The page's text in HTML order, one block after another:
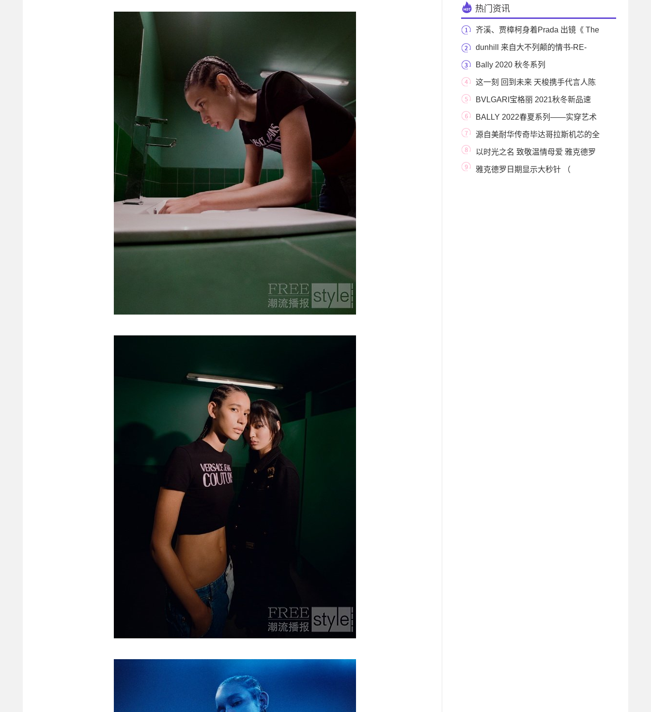
热门资讯
齐溪、贾樟柯身着Prada 出镜《 The
New York Times Tr
dunhill 来自大不列颠的情书-RE-
IMAGINING MODERN MASCU
Bally 2020 秋冬系列
这一刻 回到未来 天梭携手代言人陈
飞宇，嘉宾徐
BVLGARI宝格丽 2021秋冬新品速
递：落日余晖，捕捉
BALLY 2022春夏系列——实穿艺术
Art of Utility
源自美耐华传奇毕达哥拉斯机芯的全
新力作：至
以时光之名 致敬温情母爱 雅克德罗
甄选时分小针
雅克德罗日期显示大秒针 （